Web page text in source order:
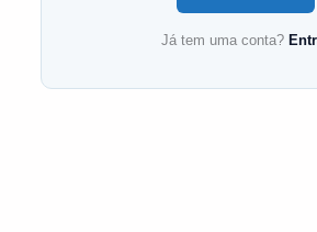
Já tem uma conta?